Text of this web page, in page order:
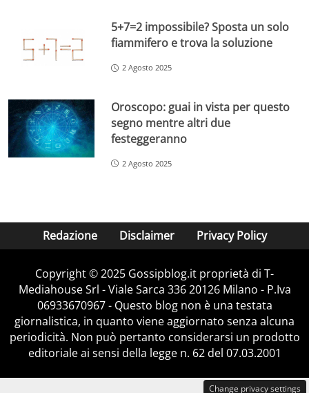
5+7=2 impossibile? Sposta un solo
fiammifero e trova la soluzione
2 Agosto 2025
Oroscopo: guai in vista per questo
segno mentre altri due
festeggeranno
2 Agosto 2025
Redazione Disclaimer Privacy Policy
Copyright © 2025 Gossipblog.it proprietà di T-
Mediahouse Srl - Viale Sarca 336 20126 Milano - P.Iva
06933670967 - Questo blog non è una testata
giornalistica, in quanto viene aggiornato senza alcuna
periodicità. Non può pertanto considerarsi un prodotto
editoriale ai sensi della legge n. 62 del 07.03.2001
Change privacy settings